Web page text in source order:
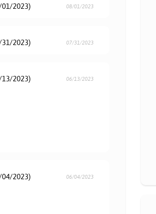
2023) 08/01/2023
2023) 07/31/2023
2023) 06/13/2023
2023) 06/04/2023